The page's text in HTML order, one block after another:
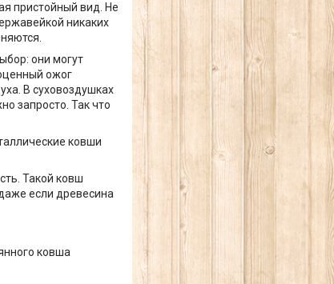
пристойный вид. Не
никаких
они могут
ожог
В суховоздушках
запросто. Так что
ковши
Такой ковш
если древесина
ковша